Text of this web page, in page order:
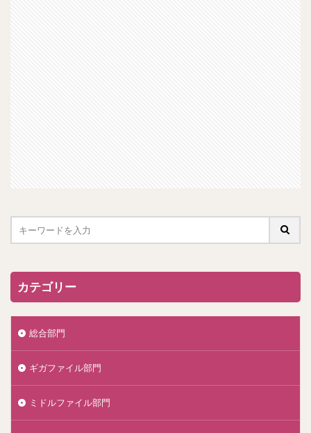
カテゴリー
総合部門
ギガファイル部門
ミドルファイル部門